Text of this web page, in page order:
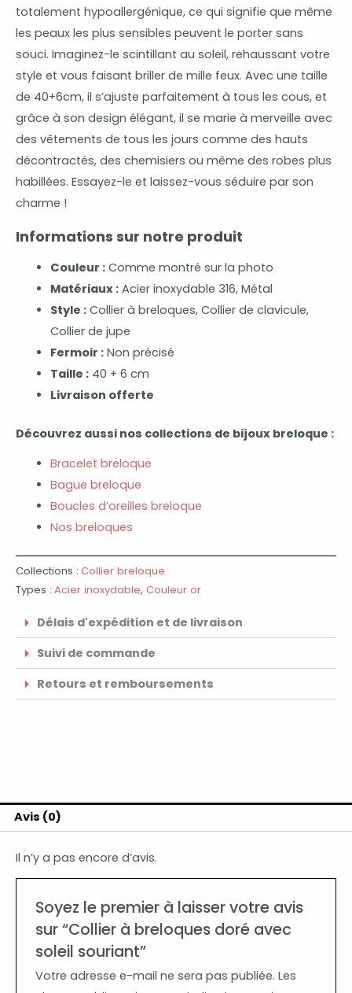
totalement hypoallergénique, ce qui signifie que même
les peaux les plus sensibles peuvent le porter sans
souci. Imaginez-le scintillant au soleil, rehaussant votre
style et vous faisant briller de mille feux. Avec une taille
de 40+6cm, il s’ajuste parfaitement à tous les cous, et
grâce à son design élégant, il se marie à merveille avec
des vêtements de tous les jours comme des hauts
décontractés, des chemisiers ou même des robes plus
habillées. Essayez-le et laissez-vous séduire par son
charme !
Informations sur notre produit
Couleur :Comme montré sur la photo
Matériaux :Acier inoxydable 316, Métal
Style :Collier à breloques, Collier de clavicule,
Collier de jupe
Fermoir :Non précisé
Taille :40 + 6 cm
Livraison offerte
Découvrez aussi nos collections de bijoux breloque :
Bracelet breloque
Bague breloque
Boucles d’oreilles breloque
Nos breloques
Collections : Collier breloque
Types : Acier inoxydable, Couleur or
Délais d'expédition et de livraison
Suivi de commande
Retours et remboursements
Avis (0)
Il n’y a pas encore d’avis.
Soyez le premier à laisser votre avis
sur “Collier à breloques doré avec
soleil souriant”
Votre adresse e-mail ne sera pas publiée. Les